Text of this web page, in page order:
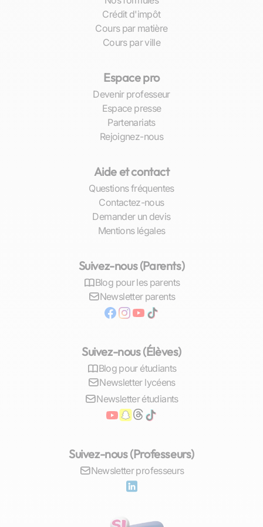
installés ou connectés depuis n’importe quel lieu
grâce au numérique.
Préparation aux examens et concours locaux
Lorsque viennent les échéances académiques
telles que le baccalauréat ou les concours
d’entrée aux grandes écoles, nos cours
particuliers se transforment en véritables
séances stratégiques. Les enseignants qualifiés
de Sherpas.com ciblent efficacement les
importants. Ils fournissent non seulement un
soutien scolaire intensif, mais également une
préparation méthodologique pointue.
Nos stages intensifs pendant les vacances
scolaires sont conçus pour offrir une immersion
une préparation optimale. Grâce à cela,
nombreux sont nos élèves qui voient leur
moyenne s’accroître significativement, certains
gagnant jusqu’à 4 à 6 points supplémentaires.
examens et tracer sa route vers le succès
Comment trouver des cours particuliers
d’économie à Saint-Malo
À Saint-Malo, l’accès à un enseignement de
qualité en économie est une préoccupation
majeure pour bon nombre de familles.
permettant de trouver lesoutien scolaire
Crédit d'impôt
Cours par matière
Cours par ville
Espace pro
Devenir professeur
Espace presse
Partenariats
Rejoignez-nous
Aide et contact
Questions fréquentes
Contactez-nous
Demander un devis
Mentions légales
Suivez-nous (Parents)
Blog pour les parents
Newsletter parents
Suivez-nous (Élèves)
Blog pour étudiants
Newsletter lycéens
Newsletter étudiants
Suivez-nous (Professeurs)
Newsletter professeurs